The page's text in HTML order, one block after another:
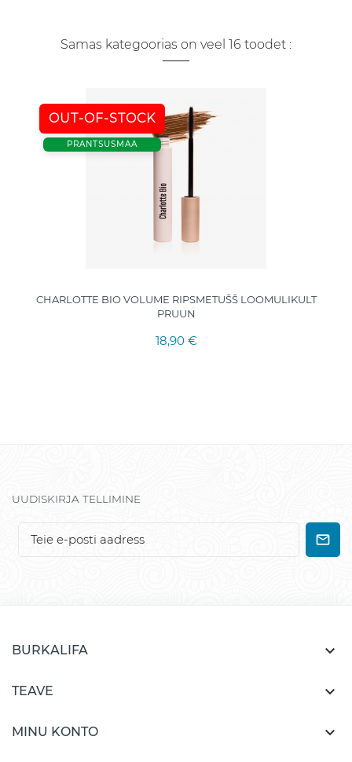
Samas kategoorias on veel 16 toodet :
OUT-OF-STOCK
PRANTSUSMAA
CHARLOTTE BIO VOLUME RIPSMETUŠŠ LOOMULIKULT
PRUUN
18,90 €
UUDISKIRJA TELLIMINE
BURKALIFA 
TEAVE 
MINU KONTO 